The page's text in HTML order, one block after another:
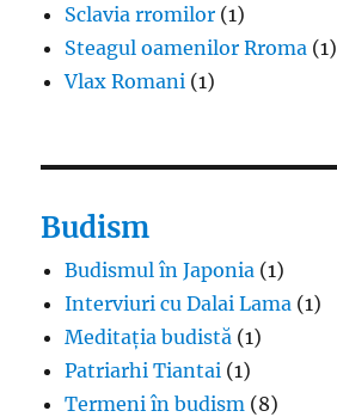
Sclavia rromilor (1)
Steagul oamenilor Rroma (1)
Vlax Romani (1)
Budism
Budismul în Japonia (1)
Interviuri cu Dalai Lama (1)
Meditația budistă (1)
Patriarhi Tiantai (1)
Termeni în budism (8)